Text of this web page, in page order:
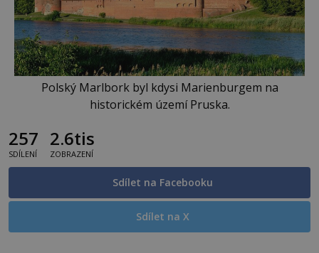
Polský Marlbork byl kdysi Marienburgem na
historickém území Pruska.
257
SDÍLENÍ
2.6tis
ZOBRAZENÍ
Sdílet na Facebooku
Sdílet na X